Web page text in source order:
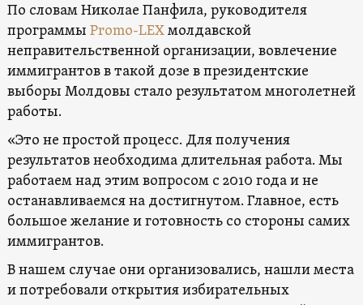
По словам Николае Панфила, руководителя
программы Promo-LEXмолдавской
неправительственной организации, вовлечение
иммигрантов в такой дозе в президентские
выборы Молдовы стало результатом многолетней
работы.
«Это не простой процесс. Для получения
результатов необходима длительная работа. Мы
работаем над этим вопросом с 2010 года и не
останавливаемся на достигнутом. Главное, есть
большое желание и готовность со стороны самих
иммигрантов.
В нашем случае они организовались, нашли места
и потребовали открытия избирательных